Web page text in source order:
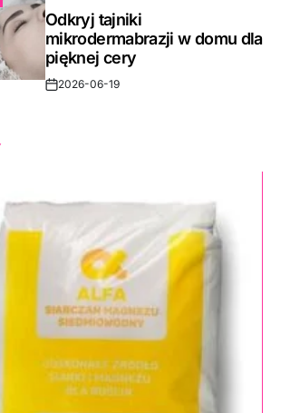
IN
Odkryj tajniki
mikrodermabrazji w domu dla
pięknej cery
Post2026-06-19